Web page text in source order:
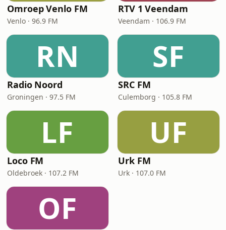
Omroep Venlo FM
Venlo · 96.9 FM
RTV 1 Veendam
Veendam · 106.9 FM
RN
Radio Noord
Groningen · 97.5 FM
SF
SRC FM
Culemborg · 105.8 FM
LF
Loco FM
Oldebroek · 107.2 FM
UF
Urk FM
Urk · 107.0 FM
OF